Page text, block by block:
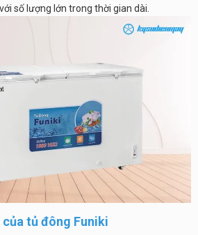
số lượng lớn trong thời gian dài.
tủ đông Funiki